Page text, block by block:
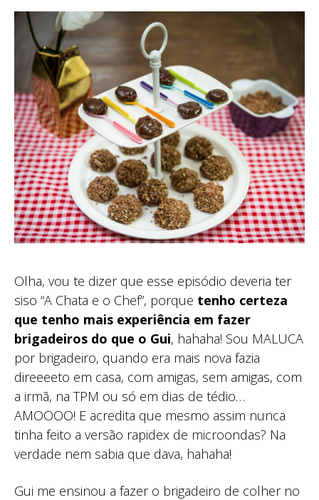
Olha, vou te dizer que esse episódio deveria ter
siso “A Chata e o Chef”, porque tenho certeza
que tenho mais experiência em fazer
brigadeiros do que o Gui, hahaha! Sou MALUCA
por brigadeiro, quando era mais nova fazia
direeeeto em casa, com amigas, sem amigas, com
a irmã, na TPM ou só em dias de tédio…
AMOOOO! E acredita que mesmo assim nunca
tinha feito a versão rapidex de microondas? Na
verdade nem sabia que dava, hahaha!
Gui me ensinou a fazer o brigadeiro de colher no